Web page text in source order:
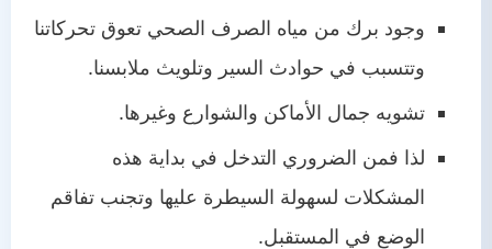
وجود برك من مياه الصرف الصحي تعوق تحركاتنا
وتتسبب في حوادث السير وتلويث ملابسنا.
تشويه جمال الأماكن والشوارع وغيرها.
لذا فمن الضروري التدخل في بداية هذه
المشكلات لسهولة السيطرة عليها وتجنب تفاقم
الوضع في المستقبل.